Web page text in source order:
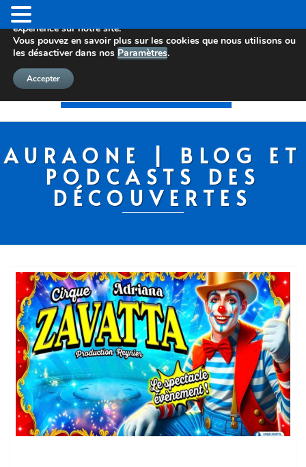
AURAONE | BLOG ET
PODCASTS DES
DÉCOUVERTES
Nous utilisons des cookies pour vous offrir la meilleure
expérience sur notre site.
Vous pouvez en savoir plus sur les cookies que nous utilisons ou
les désactiver dans nos Paramètres.
Accepter